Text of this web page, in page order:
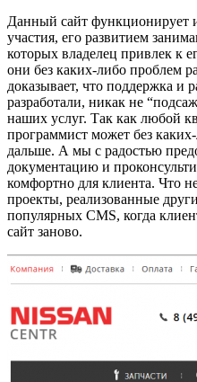
Данный сайт функционирует
участия, его развитием
которых владелец привлек к
они без каких-либо проблем
доказывает, что поддержка и
разработали, никак не
наших услуг. Так как любой
программист может без
дальше. А мы с радостью
документацию и
комфортно для клиента. Что
проекты, реализованные
популярных CMS, когда
сайт заново.